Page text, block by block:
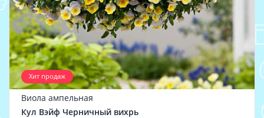
Хит продаж
Виола ампельная
Кул Вэйф Черничный вихрь